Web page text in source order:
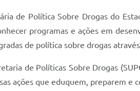
de Política Sobre Drogas do
programas e ações em
de política sobre drogas
de Políticas Sobre Drogas
ações que eduquem, preparem e